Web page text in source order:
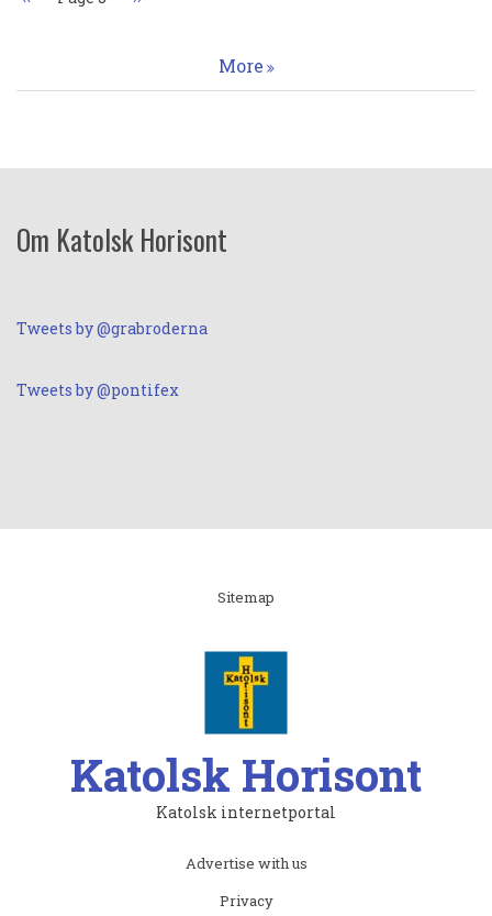
More
Om Katolsk Horisont
Tweets by @grabroderna
Tweets by @pontifex
Sitemap
Katolsk Horisont
Katolsk internetportal
Advertise with us
Privacy